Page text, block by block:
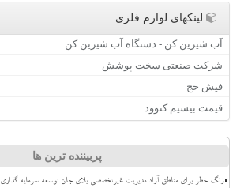
لینکهای لوازم فلزی
آب شیرین کن - دستگاه آب شیرین کن
شرکت صنعتی سخت پوشش
فیش حج
قیمت بیسیم کنوود
پربیننده ترین ها
زنگ خطر برای مناطق آزاد مدیریت غیرتخصصی بلای جان توسعه سرمایه گذاری